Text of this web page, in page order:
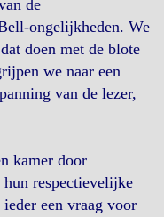
de
ongelijkheden. We
doen met de blote
we naar een
van de lezer,
kamer door
hun respectievelijke
een vraag voor